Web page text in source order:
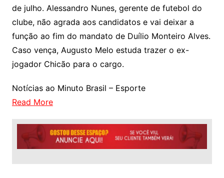
de julho. Alessandro Nunes, gerente de futebol do
clube, não agrada aos candidatos e vai deixar a
função ao fim do mandato de Duílio Monteiro Alves.
Caso vença, Augusto Melo estuda trazer o ex-
jogador Chicão para o cargo.
Notícias ao Minuto Brasil – Esporte
Read More